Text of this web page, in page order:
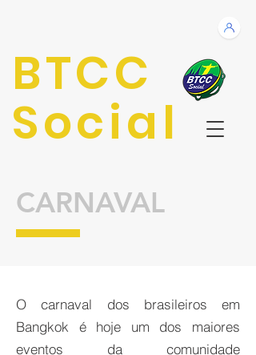
BTCC
Social
CARNAVAL
O carnaval dos brasileiros em
Bangkok é hoje um dos maiores
eventos da comunidade